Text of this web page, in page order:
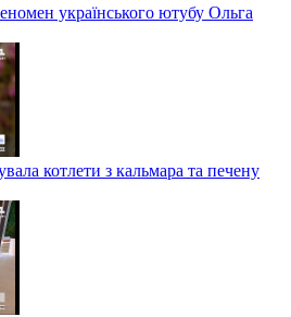
українського ютубу Ольга
котлети з кальмара та печену